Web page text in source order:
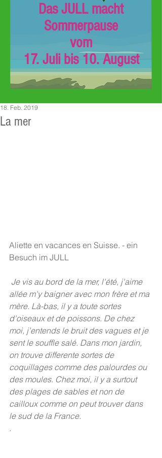
Das JULL macht
Sommerpause
vom
17. Juli bis 10. August
La mer
18. Feb. 2019
Aliette en vacances en Suisse. - ein
Besuch im JULL
allée m'y baigner avec mon frère et ma
mère. Là-bas, il y a toute sortes
d'oiseaux et de poissons. De chez
moi, j'entends le bruit des vagues et je
sent le souffle salé. Dans mon jardin,
on trouve differente sortes de
coquillages comme des palourdes ou
des moules. Chez moi, il y a surtout
des plages de sables et non de
cailloux comme on peut trouver dans
le sud de la France.
.